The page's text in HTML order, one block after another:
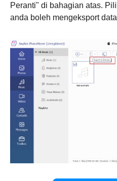
Langkah
Peranti" di bahagian atas.
anda boleh mengeksport